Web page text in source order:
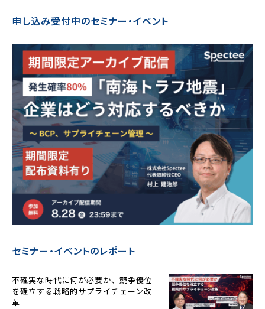
申し込み受付中のセミナー・イベント
セミナー・イベントのレポート
不確実な時代に何が必要か、競争優位
を確立する戦略的サプライチェーン改
革